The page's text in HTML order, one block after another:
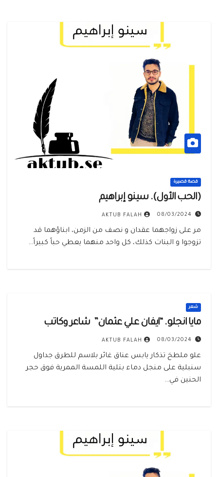
قصة قصيرة
(الحب الأول). سينو إبراهيم
08/03/2024
AKTUB FALAH
مر على زواجهما عقدان و نصف من الزمن، ابناؤهما قد
تزوجوا و البنات كذلك، كل واحد منهما يعطي حباً كبيراً…
شعر
مايا انجلو. “ايفان علي عثمان” شاعر وكاتب
08/03/2024
AKTUB FALAH
علو ملطخ تذكار يابس عناق غائر بلاسم للطرق جداول
سنبلية على منجل دماء بتلية اللمسة الممرية فوق حجر
الحنين في…